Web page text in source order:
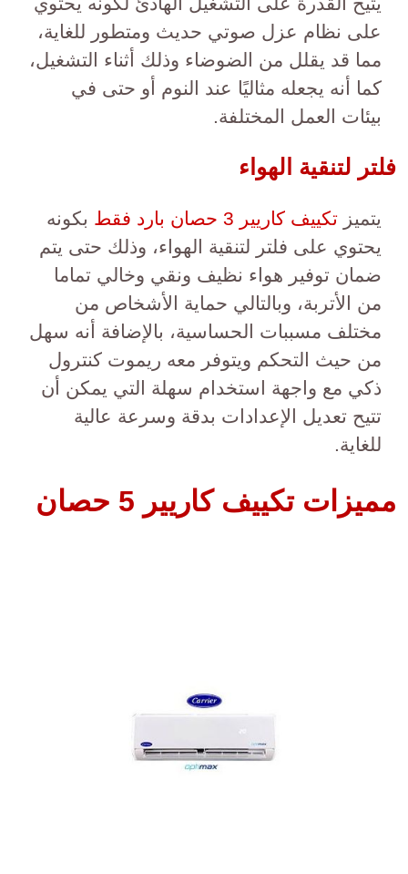
على نظام عزل صوتي حديث ومتطور للغاية،
مما قد يقلل من الضوضاء وذلك أثناء التشغيل،
كما أنه يجعله مثاليًا عند النوم أو حتى في
بيئات العمل المختلفة.
فلتر لتنقية الهواء
يتميزتكييف كاريير 3 حصان بارد فقط
بكونه
يحتوي على فلتر لتنقية الهواء، وذلك حتى يتم
ضمان توفير هواء نظيف ونقي وخالي تماما
من الأتربة، وبالتالي حماية الأشخاص من
مختلف مسببات الحساسية، بالإضافة أنه سهل
من حيث التحكم ويتوفر معه ريموت كنترول
ذكي مع واجهة استخدام سهلة التي يمكن أن
تتيح تعديل الإعدادات بدقة وسرعة عالية
للغاية.
مميزات تكييف كاريير 5 حصان